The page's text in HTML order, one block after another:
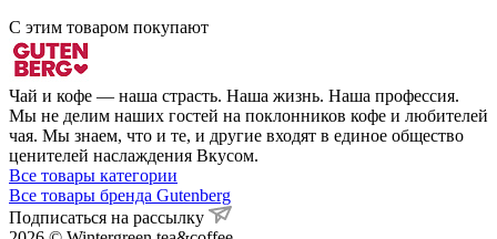
С этим товаром покупают
Чай и кофе — наша страсть. Наша жизнь. Наша профессия.
Мы не делим наших гостей на поклонников кофе и любителей
чая. Мы знаем, что и те, и другие входят в единое общество
ценителей наслаждения Вкусом.
Все товары категории
Все товары бренда Gutenberg
Подписаться на рассылку